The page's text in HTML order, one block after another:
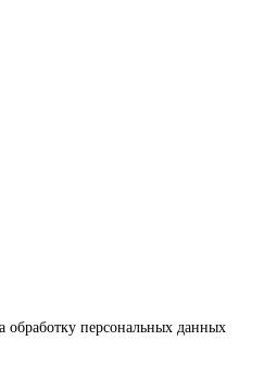
обработку персональных данных